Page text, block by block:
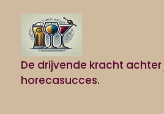
inhoud
De drijvende kracht
horecasucces.